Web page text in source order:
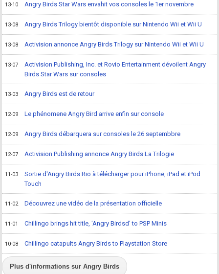
13-10 Angry Birds Star Wars envahit vos consoles le 1er novembre
13-08 Angry Birds Trilogy bientôt disponible sur Nintendo Wii et Wii U
13-08 Activision annonce Angry Birds Trilogy sur Nintendo Wii et Wii U
13-07
Activision Publishing, Inc. et Rovio Entertainment dévoilent Angry
Birds Star Wars sur consoles
13-03 Angry Birds est de retour
12-09 Le phénomene Angry Bird arrive enfin sur console
12-09 Angry Birds débarquera sur consoles le 26 septembbre
12-07 Activision Publishing annonce Angry Birds La Trilogie
11-03
Sortie d'Angry Birds Rio à télécharger pour iPhone, iPad et iPod
Touch
11-02 Découvrez une vidéo de la présentation officielle
11-01 Chillingo brings hit title, 'Angry Birdsd' to PSP Minis
10-08 Chillingo catapults Angry Birds to Playstation Store
Plus d'informations sur Angry Birds